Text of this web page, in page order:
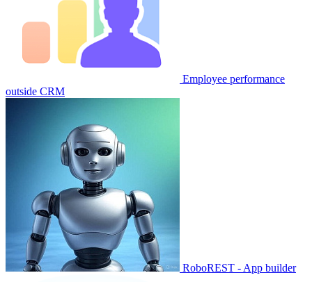
Employee performance
outside CRM
RoboREST - App builder